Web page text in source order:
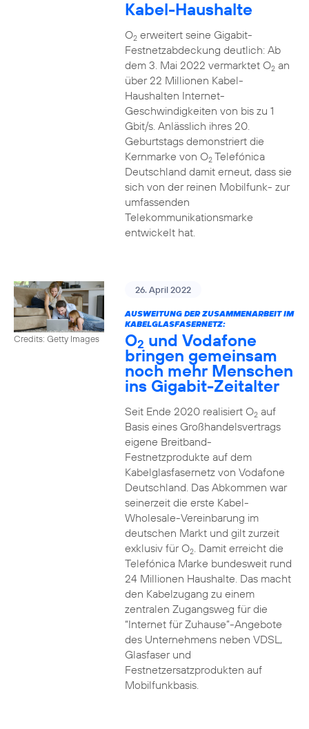
Kabel-Haushalte
O2erweitert seine Gigabit-
Festnetzabdeckung deutlich: Ab
dem 3. Mai 2022 vermarktet O2an
über 22 Millionen Kabel-
Haushalten Internet-
Geschwindigkeiten von bis zu 1
Gbit/s. Anlässlich ihres 20.
Geburtstags demonstriert die
Kernmarke von O2Telefónica
Deutschland damit erneut, dass sie
sich von der reinen Mobilfunk- zur
umfassenden
Telekommunikationsmarke
entwickelt hat.
Credits: Getty Images
26. April 2022
AUSWEITUNG DER ZUSAMMENARBEIT IM
KABELGLASFASERNETZ:
O2 und Vodafone
bringen gemeinsam
noch mehr Menschen
ins Gigabit-Zeitalter
Seit Ende 2020 realisiert O2auf
Basis eines Großhandelsvertrags
eigene Breitband-
Festnetzprodukte auf dem
Kabelglasfasernetz von Vodafone
Deutschland. Das Abkommen war
seinerzeit die erste Kabel-
Wholesale-Vereinbarung im
deutschen Markt und gilt zurzeit
exklusiv für O2. Damit erreicht die
Telefónica Marke bundesweit rund
24 Millionen Haushalte. Das macht
den Kabelzugang zu einem
zentralen Zugangsweg für die
“Internet für Zuhause”-Angebote
des Unternehmens neben VDSL,
Glasfaser und
Festnetzersatzprodukten auf
Mobilfunkbasis.